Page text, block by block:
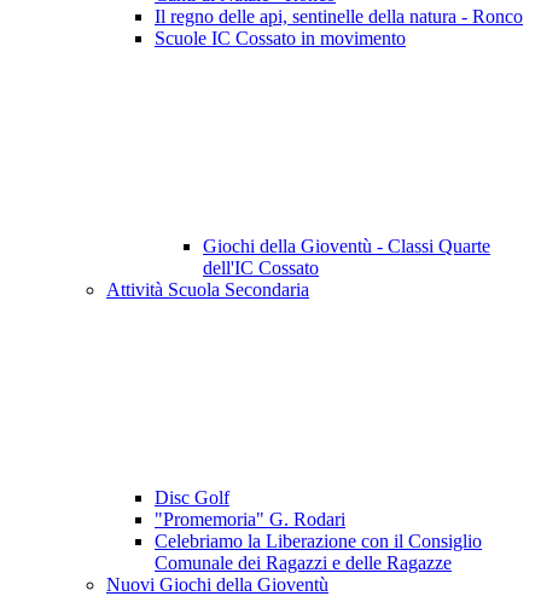
Il regno delle api, sentinelle della natura - Ronco
Scuole IC Cossato in movimento
Giochi della Gioventù - Classi Quarte
dell'IC Cossato
Attività Scuola Secondaria
Disc Golf
"Promemoria" G. Rodari
Celebriamo la Liberazione con il Consiglio
Comunale dei Ragazzi e delle Ragazze
Nuovi Giochi della Gioventù